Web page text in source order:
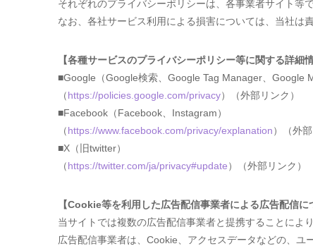
それぞれのプライバシーポリシーは、各事業者サイト等
なお、各社サービス利用による損害については、当社は
【各種サービスのプライバシーポリシー等に関する詳細
■Google（Google検索、Google Tag Manager、Google
（https://policies.google.com/privacy）（外部リンク）
■Facebook（Facebook、Instagram）
（https://www.facebook.com/privacy/explanation）（外部
■X（旧twitter）
（https://twitter.com/ja/privacy#update）（外部リンク）
【Cookie等を利用した広告配信事業者による広告配信に
当サイトでは複数の広告配信事業者と提携することによ
広告配信事業者は、Cookie、アクセスデータなどの、